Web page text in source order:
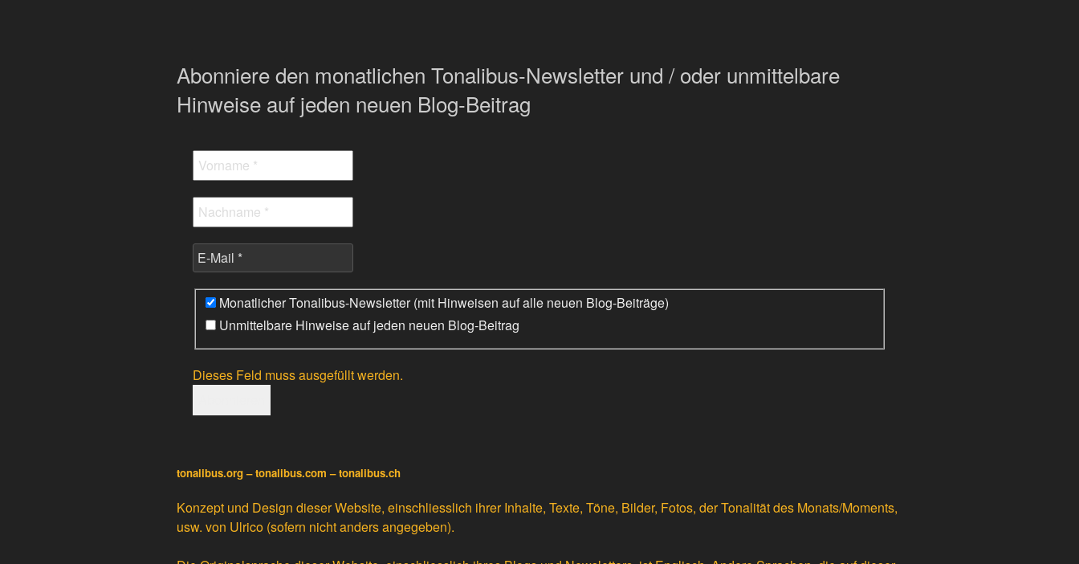
Abonniere den monatlichen Tonalibus-Newsletter und / oder unmittelbare
Hinweise auf jeden neuen Blog-Beitrag
Monatlicher Tonalibus-Newsletter (mit Hinweisen auf alle neuen Blog-Beiträge)
Unmittelbare Hinweise auf jeden neuen Blog-Beitrag
Dieses Feld muss ausgefüllt werden.
tonalibus.org – tonalibus.com – tonalibus.ch
Konzept und Design dieser Website, einschliesslich ihrer Inhalte, Texte, Töne, Bilder, Fotos, der Tonalität des Monats/Moments,
usw. von Ulrico (sofern nicht anders angegeben).